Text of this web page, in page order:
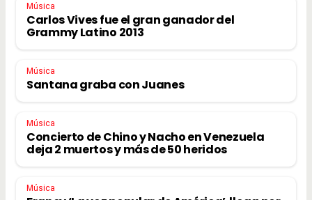
Música
Carlos Vives fue el gran ganador del
Grammy Latino 2013
Música
Santana graba con Juanes
Música
Concierto de Chino y Nacho en Venezuela
deja 2 muertos y más de 50 heridos
Música